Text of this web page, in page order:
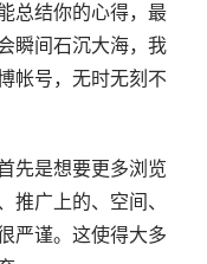
总结你的心得，最
瞬间石沉大海，我
帐号，无时无刻不
先是想要更多浏览
推广上的、空间、
严谨。这使得大多